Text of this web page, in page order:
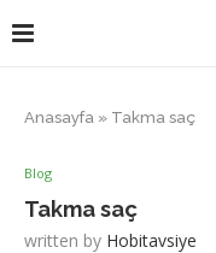
Anasayfa » Takma saç
Blog
Takma saç
written by Hobitavsiye